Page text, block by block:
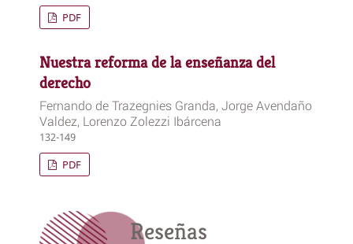
PDF
Nuestra reforma de la enseñanza del
derecho
Fernando de Trazegnies Granda, Jorge Avendaño
Valdez, Lorenzo Zolezzi Ibárcena
132-149
PDF
Reseñas